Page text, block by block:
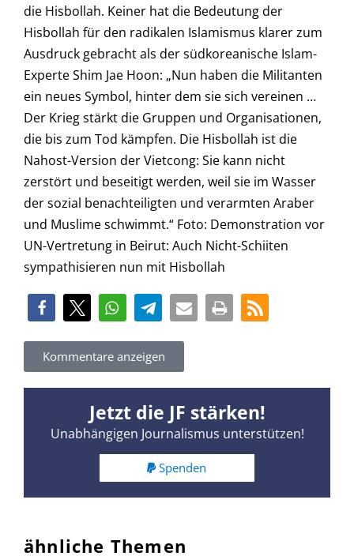
die Hisbollah. Keiner hat die Bedeutung der
Hisbollah für den radikalen Islamismus klarer zum
Ausdruck gebracht als der südkoreanische Islam-
Experte Shim Jae Hoon: „Nun haben die Militanten
ein neues Symbol, hinter dem sie sich vereinen …
Der Krieg stärkt die Gruppen und Organisationen,
die bis zum Tod kämpfen. Die Hisbollah ist die
Nahost-Version der Vietcong: Sie kann nicht
zerstört und beseitigt werden, weil sie im Wasser
der sozial benachteiligten und verarmten Araber
und Muslime schwimmt.“ Foto: Demonstration vor
UN-Vertretung in Beirut: Auch Nicht-Schiiten
sympathisieren nun mit Hisbollah
Kommentare anzeigen
Jetzt die JF stärken!
Unabhängigen Journalismus unterstützen!
Spenden
ähnliche Themen